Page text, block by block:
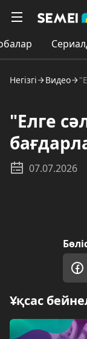
Негізгі Видео
"Елге
07.07.2026
Ұқсас